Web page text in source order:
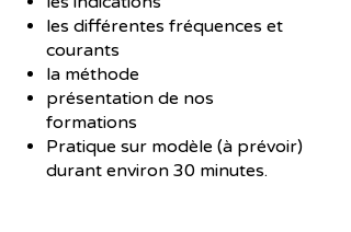
les différentes fréquences et
courants
la méthode
présentation de nos
formations
Pratique sur modèle (à prévoir)
durant environ 30 minutes.​